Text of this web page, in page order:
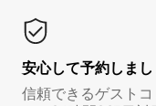
安心して予約しまし
信頼できるゲスト